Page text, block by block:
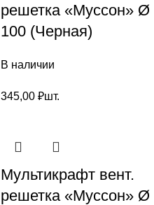
решетка «Муссон» Ø
100 (Черная)
В наличии
345,00 ₽шт.
Мультикрафт вент.
решетка «Муссон» Ø